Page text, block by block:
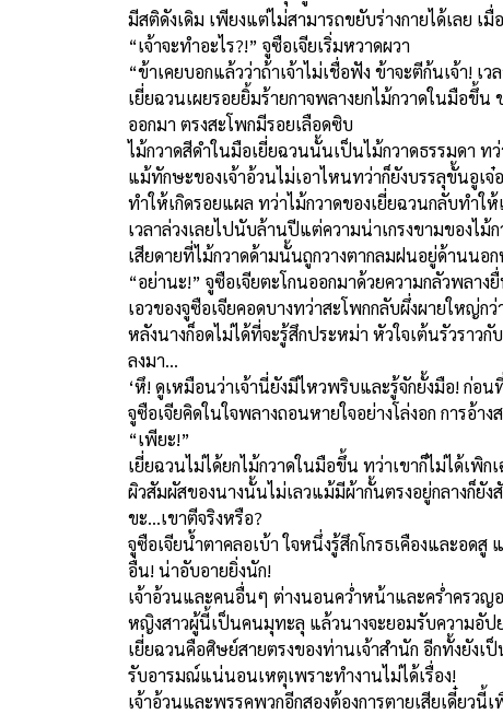
มีสติดังเดิม เพียงแต่ไม่สามารถขยับร่างกายได้เลย
“เจ้าจะทำอะไร?!” จูซือเจียเริ่มหวาดผวา
“ข้าเคยบอกแล้วว่าถ้าเจ้าไม่เชื่อฟัง ข้าจะตีก้นเจ้า!
เยี่ยฉวนเผยรอยยิ้มร้ายกาจพลางยกไม้กวาดในมือขึ้น
ออกมา ตรงสะโพกมีรอยเลือดซิบ
ไม้กวาดสีดำในมือเยี่ยฉวนนั้นเป็นไม้กวาดธรรมดา
แม้ทักษะของเจ้าอ้วนไม่เอาไหนทว่าก็ยังบรรลุขั้นอูเ
ทำให้เกิดรอยแผล ทว่าไม้กวาดของเยี่ยฉวนกลับทำใ
เวลาล่วงเลยไปนับล้านปีแต่ความน่าเกรงขามของไ
เสียดายที่ไม้กวาดด้ามนั้นถูกวางตากลมฝนอยู่ด้านน
“อย่านะ!” จูซือเจียตะโกนออกมาด้วยความกลัวพลา
เอวของจูซือเจียคอดบางทว่าสะโพกกลับผึ่งผายใหญ่
หลังนางก็อดไม่ได้ที่จะรู้สึกประหม่า หัวใจเต้นรัวราว
ลงมา…
‘หึ! ดูเหมือนว่าเจ้านี่ยังมีไหวพริบและรู้จักยั้งมือ! ก่อน
จูซือเจียคิดในใจพลางถอนหายใจอย่างโล่งอก การอ้
“เพียะ!”
เยี่ยฉวนไม่ได้ยกไม้กวาดในมือขึ้น ทว่าเขาก็ไม่ได้เพิ
ผิวสัมผัสของนางนั้นไม่เลวแม้มีผ้ากั้นตรงอยู่กลางก็ยั
ขะ...เขาตีจริงหรือ?
จูซือเจียน้ำตาคลอเบ้า ใจหนึ่งรู้สึกโกรธเคืองและอด
อื่น! น่าอับอายยิ่งนัก!
เจ้าอ้วนและคนอื่นๆ ต่างนอนคว่ำหน้าและคร่ำครวญ
หญิงสาวผู้นี้เป็นคนมุทะลุ แล้วนางจะยอมรับความอัป
เยี่ยฉวนคือศิษย์สายตรงของท่านเจ้าสำนัก อีกทั้งยังเ
รับอารมณ์แน่นอนเหตุเพราะทำงานไม่ได้เรื่อง!
เจ้าอ้วนและพรรคพวกอีกสองต้องการตายเสียเดี๋ยวนี้